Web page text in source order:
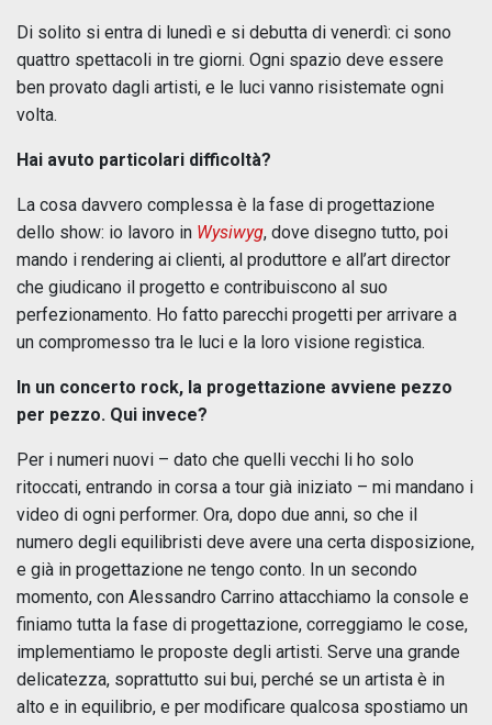
Di solito si entra di lunedì e si debutta di venerdì: ci sono
quattro spettacoli in tre giorni. Ogni spazio deve essere
ben provato dagli artisti, e le luci vanno risistemate ogni
volta.
Hai avuto particolari difficoltà?
La cosa davvero complessa è la fase di progettazione
dello show: io lavoro in Wysiwyg, dove disegno tutto, poi
mando i rendering ai clienti, al produttore e all’art director
che giudicano il progetto e contribuiscono al suo
perfezionamento. Ho fatto parecchi progetti per arrivare a
un compromesso tra le luci e la loro visione registica.
In un concerto rock, la progettazione avviene pezzo
per pezzo. Qui invece?
Per i numeri nuovi – dato che quelli vecchi li ho solo
ritoccati, entrando in corsa a tour già iniziato – mi mandano i
video di ogni performer. Ora, dopo due anni, so che il
numero degli equilibristi deve avere una certa disposizione,
e già in progettazione ne tengo conto. In un secondo
momento, con Alessandro Carrino attacchiamo la console e
finiamo tutta la fase di progettazione, correggiamo le cose,
implementiamo le proposte degli artisti. Serve una grande
delicatezza, soprattutto sui bui, perché se un artista è in
alto e in equilibrio, e per modificare qualcosa spostiamo un